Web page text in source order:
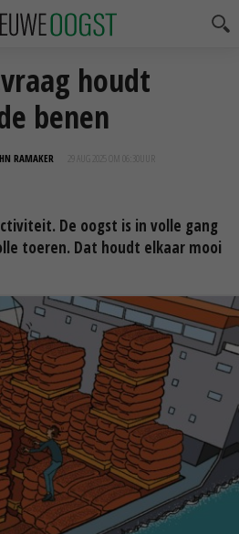
houdt
benen
RAMAKER 29 AUG 2025 OM 06:30
De oogst is in volle gang
toeren. Dat houdt elkaar mooi